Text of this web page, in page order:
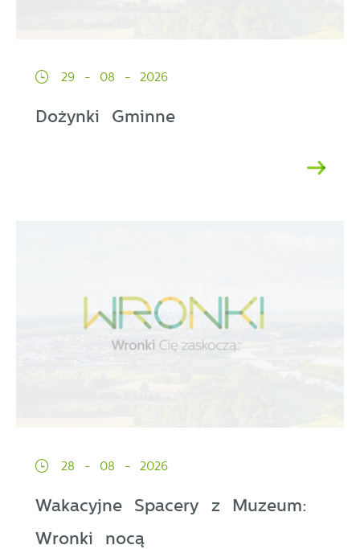
29 - 08 - 2026
Dożynki Gminne
28 - 08 - 2026
Wakacyjne Spacery z Muzeum:
Wronki nocą